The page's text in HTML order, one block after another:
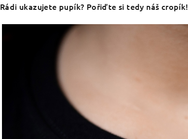
Rádi ukazujete pupík? Pořiďte si tedy náš cropík!